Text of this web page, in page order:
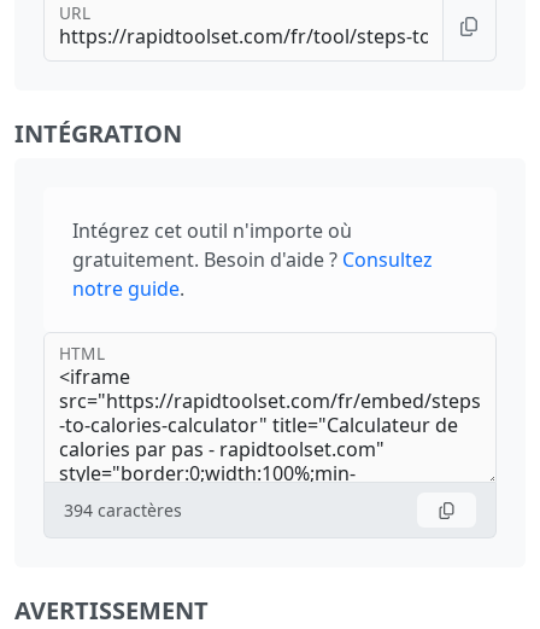
URL
INTÉGRATION
Intégrez cet outil n'importe où
gratuitement. Besoin d'aide ? Consultez
notre guide.
HTML
394 caractères
AVERTISSEMENT